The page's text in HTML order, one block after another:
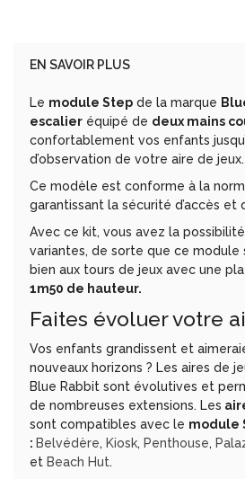
EN SAVOIR PLUS
Le module Step de la marque
escalier équipé de deux mains
confortablement vos enfants
d’observation de votre aire de jeux.
Ce modèle est conforme à la
garantissant la sécurité d’accès et
Avec ce kit, vous avez la
variantes, de sorte que ce module
bien aux tours de jeux avec une
1m50 de hauteur.
Faites évoluer votre
Vos enfants grandissent et
nouveaux horizons ? Les aires de
Blue Rabbit sont évolutives et
de nombreuses extensions. Les
sont compatibles avec le module
: Belvédère, Kiosk, Penthouse,
et Beach Hut.